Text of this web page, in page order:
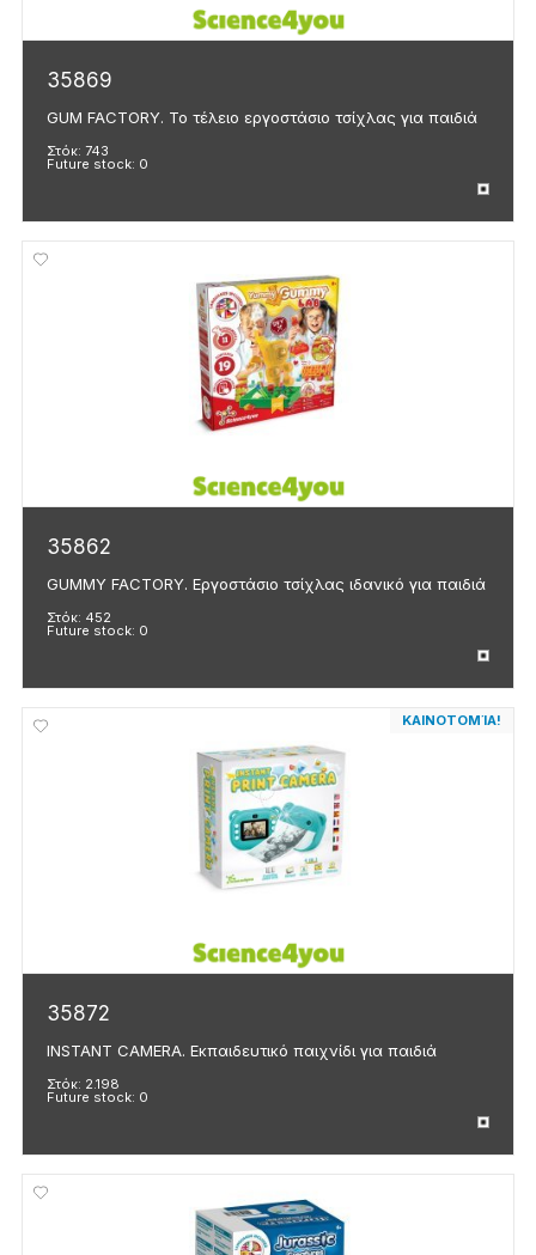
35869
GUM FACTORY. Το τέλειο εργοστάσιο τσίχλας για παιδιά
Στόκ: 743
Future stock: 0
35862
GUMMY FACTORY. Εργοστάσιο τσίχλας ιδανικό για παιδιά
Στόκ: 452
Future stock: 0
ΚΑΙΝΟΤΟΜΊΑ!
35872
INSTANT CAMERA. Εκπαιδευτικό παιχνίδι για παιδιά
Στόκ: 2.198
Future stock: 0